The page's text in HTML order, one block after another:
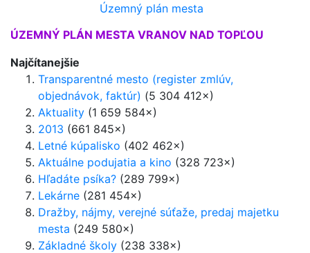
Územný plán mesta
ÚZEMNÝ PLÁN MESTA VRANOV NAD TOPĽOU
Najčítanejšie
Transparentné mesto (register zmlúv,
objednávok, faktúr) (5 304 412×)
Aktuality (1 659 584×)
2013 (661 845×)
Letné kúpalisko (402 462×)
Aktuálne podujatia a kino (328 723×)
Hľadáte psíka? (289 799×)
Lekárne (281 454×)
Dražby, nájmy, verejné súťaže, predaj majetku
mesta (249 580×)
Základné školy (238 338×)